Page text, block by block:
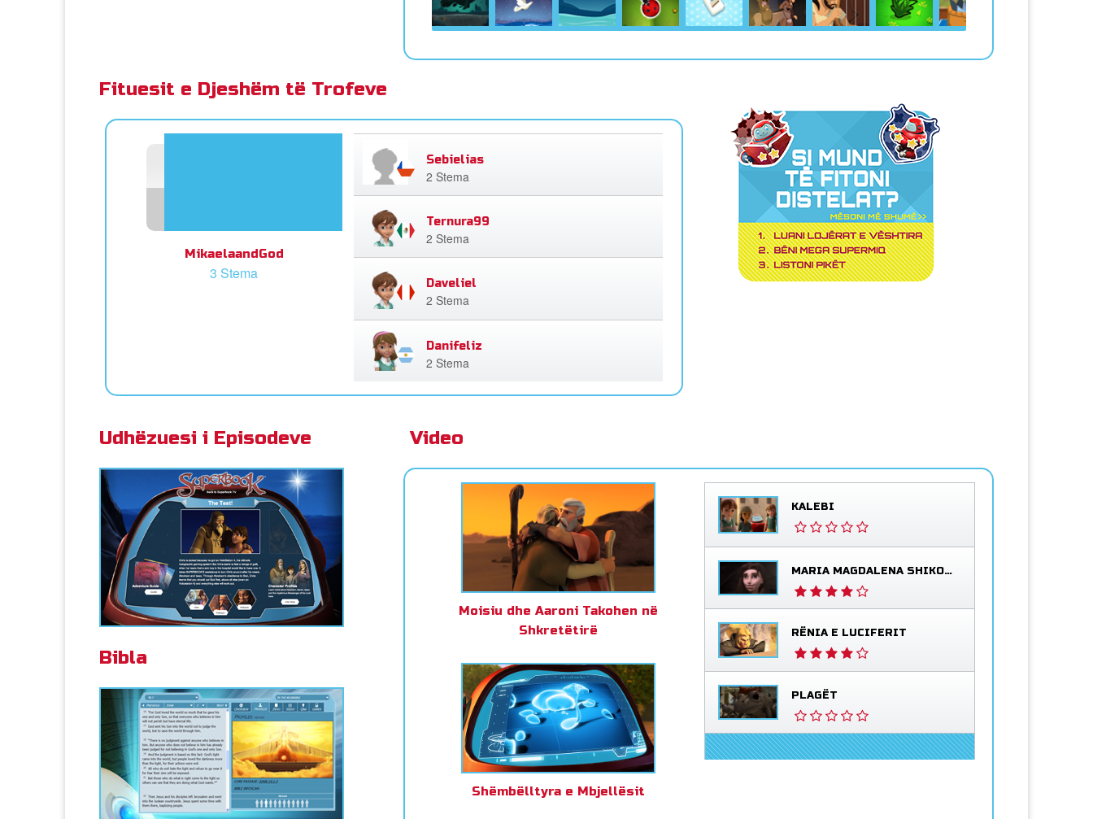
Fituesit e Djeshëm të Trofeve
MikaelaandGod
3 Stema
Sebielias
2 Stema
Ternura99
2 Stema
Daveliel
2 Stema
Danifeliz
2 Stema
Udhëzuesi i Episodeve
Bibla
Video
Moisiu dhe Aaroni Takohen në
Shkretëtirë
Shëmbëlltyra e Mbjellësit
KALEBI
MARIA MAGDALENA SHIKON JEZUSIN TË GJALLË
RËNIA E LUCIFERIT
PLAGËT